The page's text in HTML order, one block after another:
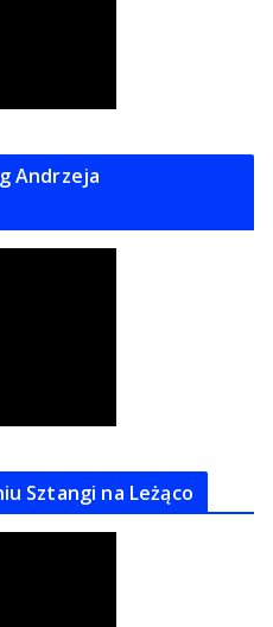
Andrzeja
Sztangi na Leżąco